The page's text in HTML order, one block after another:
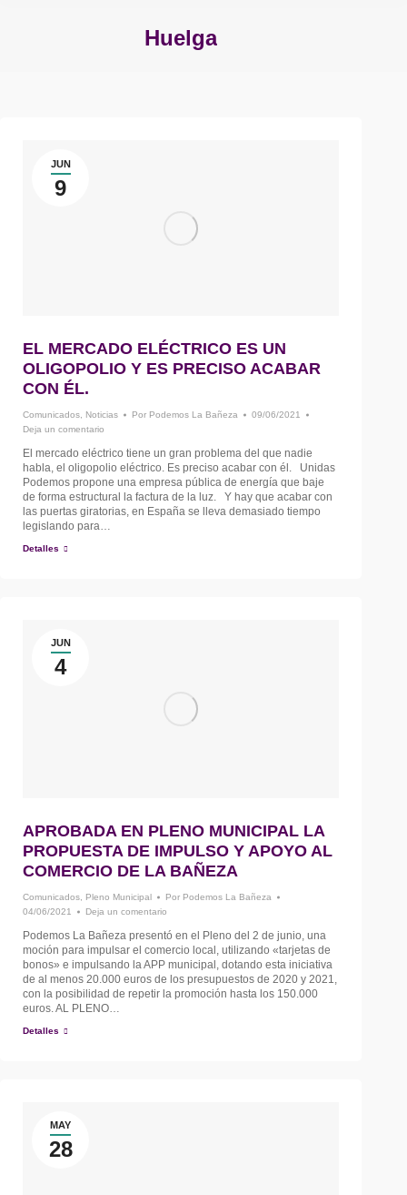
Huelga
JUN
9
EL MERCADO ELÉCTRICO ES UN
OLIGOPOLIO Y ES PRECISO ACABAR
CON ÉL.
Comunicados Noticias Por Podemos La Bañeza
09/06/2021
Deja un comentario
El mercado eléctrico tiene un gran problema del que nadie
habla, el oligopolio eléctrico. Es preciso acabar con él. Unidas
Podemos propone una empresa pública de energía que baje
de forma estructural la factura de la luz. Y hay que acabar con
las puertas giratorias, en España se lleva demasiado tiempo
legislando para…
Detalles
JUN
4
APROBADA EN PLENO MUNICIPAL LA
PROPUESTA DE IMPULSO Y APOYO AL
COMERCIO DE LA BAÑEZA
Comunicados Pleno Municipal Por Podemos La Bañeza
04/06/2021
Deja un comentario
Podemos La Bañeza presentó en el Pleno del 2 de junio, una
moción para impulsar el comercio local, utilizando «tarjetas de
bonos» e impulsando la APP municipal, dotando esta iniciativa
de al menos 20.000 euros de los presupuestos de 2020 y 2021,
con la posibilidad de repetir la promoción hasta los 150.000
euros. AL PLENO…
Detalles
MAY
28